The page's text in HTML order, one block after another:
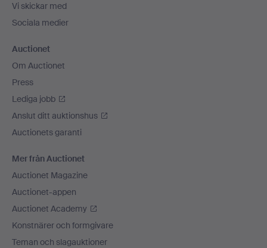
Vi skickar med
Sociala medier
Auctionet
Om Auctionet
Press
Lediga jobb
Anslut ditt auktionshus
Auctionets garanti
Mer från Auctionet
Auctionet Magazine
Auctionet-appen
Auctionet Academy
Konstnärer och formgivare
Teman och slagauktioner